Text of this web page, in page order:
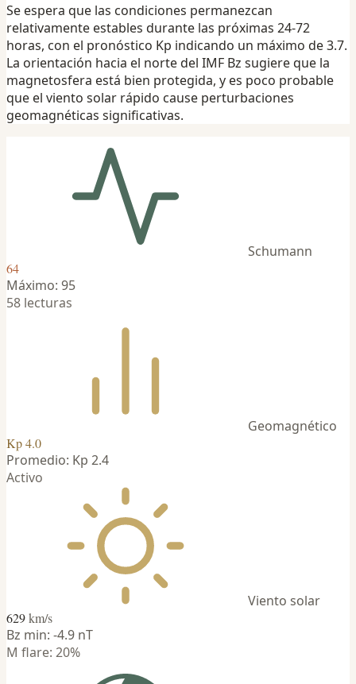
Se espera que las condiciones permanezcan
relativamente estables durante las próximas 24-72
horas, con el pronóstico Kp indicando un máximo de 3.7.
La orientación hacia el norte del IMF Bz sugiere que la
magnetosfera está bien protegida, y es poco probable
que el viento solar rápido cause perturbaciones
geomagnéticas significativas.
Schumann
64
Máximo: 95
58 lecturas
Geomagnético
Kp 4.0
Promedio: Kp 2.4
Activo
Viento solar
629km/s
Bz min: -4.9 nT
M flare: 20%